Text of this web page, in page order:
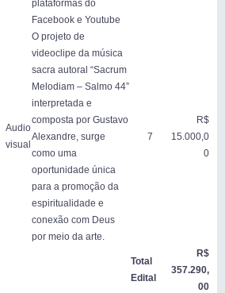
plataformas do
Facebook e Youtube
Audio
visual
O projeto de
videoclipe da música
sacra autoral “Sacrum
Melodiam – Salmo 44”
interpretada e
composta por Gustavo
Alexandre, surge
como uma
oportunidade única
para a promoção da
espiritualidade e
conexão com Deus
por meio da arte.
7
R$
15.000,0
0
Total
Edital
R$
357.290,
00